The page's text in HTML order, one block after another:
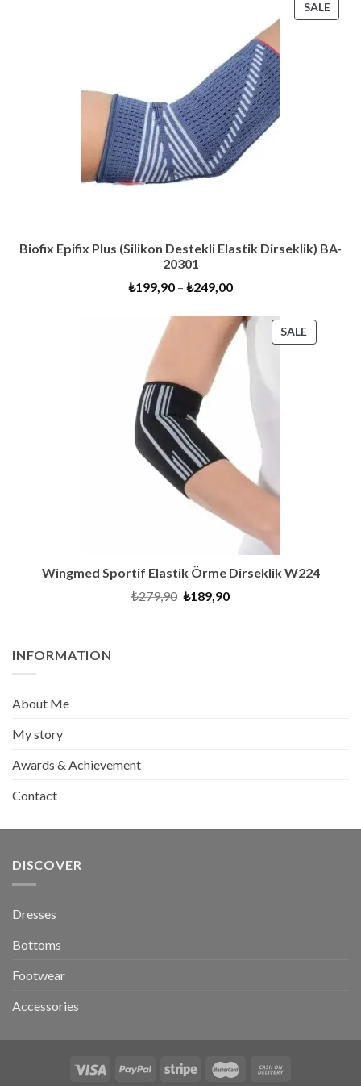
SALE
ON
Biofix Epifix Plus (Silikon Destekli Elastik Dirseklik) BA-
20301
₺199,90 – ₺249,00
SALE
ON
Wingmed Sportif Elastik Örme Dirseklik W224
₺279,90 Original
₺189,90Current
INFORMATION
About Me
My story
Awards & Achievement
Contact
DISCOVER
Dresses
Bottoms
Footwear
Accessories